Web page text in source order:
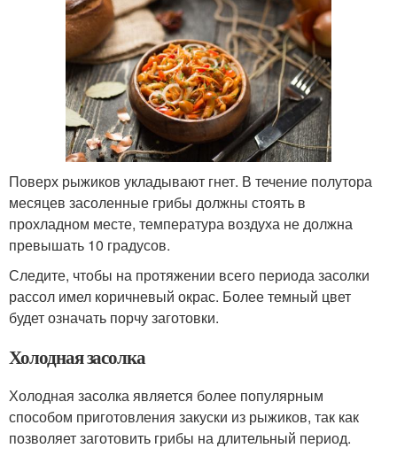
Поверх рыжиков укладывают гнет. В течение полутора
месяцев засоленные грибы должны стоять в
прохладном месте, температура воздуха не должна
превышать 10 градусов.
Следите, чтобы на протяжении всего периода засолки
рассол имел коричневый окрас. Более темный цвет
будет означать порчу заготовки.
Холодная засолка
Холодная засолка является более популярным
способом приготовления закуски из рыжиков, так как
позволяет заготовить грибы на длительный период.